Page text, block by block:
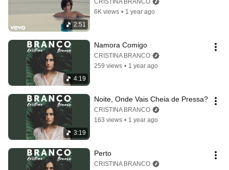
2:51
CRISTINA BRANCO
6K views • 1 year ago
4:19
Namora Comigo
CRISTINA BRANCO
259 views • 1 year ago
3:19
Noite, Onde Vais Cheia de Pressa?
CRISTINA BRANCO
163 views • 1 year ago
Perto
CRISTINA BRANCO